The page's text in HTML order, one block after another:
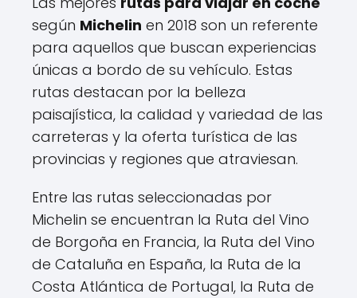
según Michelin en 2018 son un referente
para aquellos que buscan experiencias
únicas a bordo de su vehículo. Estas
rutas destacan por la belleza
paisajística, la calidad y variedad de las
carreteras y la oferta turística de las
provincias y regiones que atraviesan.
Entre las rutas seleccionadas por
Michelin se encuentran la Ruta del Vino
de Borgoña en Francia, la Ruta del Vino
de Cataluña en España, la Ruta de la
Costa Atlántica de Portugal, la Ruta de